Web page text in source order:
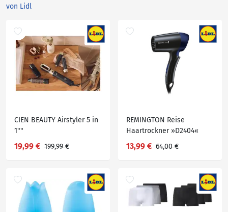
von Lidl
CIEN BEAUTY Airstyler 5 in
1""
19,99 € 199,99 €
REMINGTON Reise
Haartrockner »D2404«
13,99 € 64,00 €